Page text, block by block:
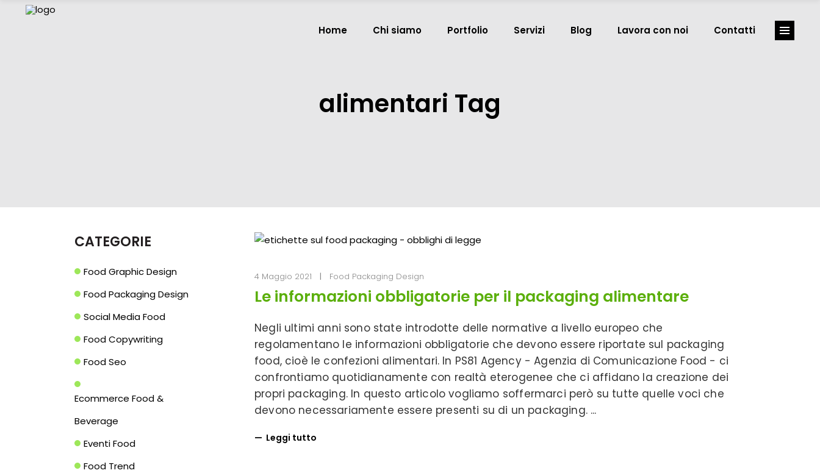
Home Chi siamo Portfolio Servizi Blog Lavora con noi Contatti
alimentari Tag
4 Maggio 2021 Food Packaging Design
Le informazioni obbligatorie per il packaging alimentare
Negli ultimi anni sono state introdotte delle normative a livello europeo che
regolamentano le informazioni obbligatorie che devono essere riportate sul packaging
food, cioè le confezioni alimentari. In PS81 Agency - Agenzia di Comunicazione Food - ci
confrontiamo quotidianamente con realtà eterogenee che ci affidano la creazione dei
propri packaging. In questo articolo vogliamo soffermarci però su tutte quelle voci che
devono necessariamente essere presenti su di un packaging.
Leggi tutto
CATEGORIE
Food Graphic Design
Food Packaging Design
Social Media Food
Food Copywriting
Food Seo
Ecommerce Food &
Beverage
Eventi Food
Food Trend